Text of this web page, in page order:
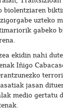
biolentziaren
uzteko
gabeko
ekidin nahi
Iñigo
jasan
medio gertatu